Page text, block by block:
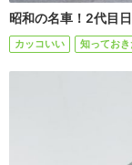
昭和の名車！2代目
カッコいい 知ってお